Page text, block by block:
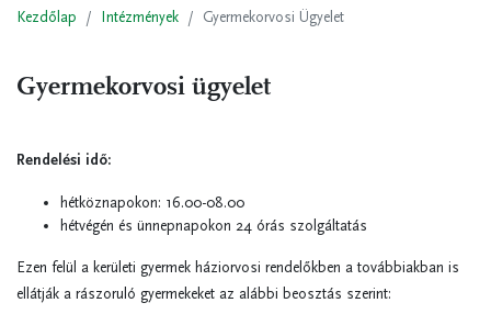
Kezdőlap Intézmények Gyermekorvosi Ügyelet
Gyermekorvosi ügyelet
Rendelési idő:
hétköznapokon: 16.00-08.00
hétvégén és ünnepnapokon 24 órás szolgáltatás
Ezen felül a kerületi gyermek háziorvosi rendelőkben a továbbiakban is
ellátják a rászoruló gyermekeket az alábbi beosztás szerint: